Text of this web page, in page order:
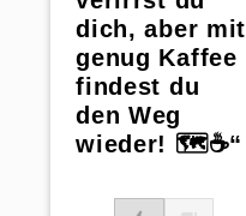
dich, aber mit
genug Kaffee
findest du
den Weg
wieder! 🗺️☕“